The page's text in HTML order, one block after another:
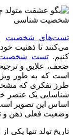
تست‌های شخصیت
می‌کنند تا ذهنیت
کنیم.تست
ضعف، علایق و
است که به طور
طرز تفکری که
شناسایی یک عنصر
اساس این تصویر
وضعیت فعلی ذهن و
تاریخ تولد تنها یکی